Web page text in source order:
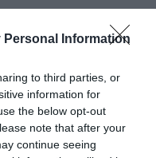
Personal Information
to third parties, or
information for
the below opt-out
note that after your
continue seeing
γίνεται μνήμη
πυρκαγιάς στις
Η φέρουσα